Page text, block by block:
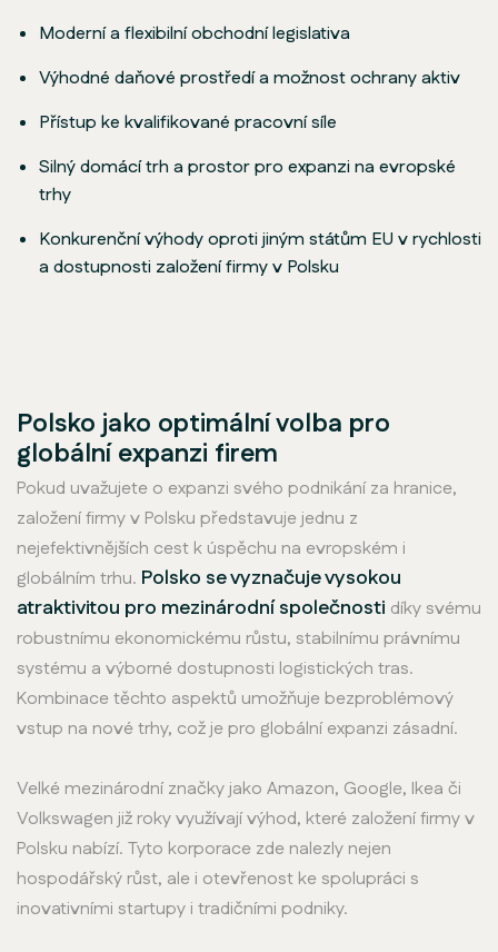
Moderní a flexibilní obchodní legislativa
Výhodné daňové prostředí a možnost ochrany aktiv
Přístup ke kvalifikované pracovní síle
Silný domácí trh a prostor pro expanzi na evropské
trhy
Konkurenční výhody oproti jiným státům EU v rychlosti
a dostupnosti založení firmy v Polsku
Polsko jako optimální volba pro
globální expanzi firem
Pokud uvažujete o expanzi svého podnikání za hranice,
založení firmy v Polsku představuje jednu z
nejefektivnějších cest k úspěchu na evropském i
globálním trhu. Polsko se vyznačuje vysokou
atraktivitou pro mezinárodní společnosti díky svému
robustnímu ekonomickému růstu, stabilnímu právnímu
systému a výborné dostupnosti logistických tras.
Kombinace těchto aspektů umožňuje bezproblémový
vstup na nové trhy, což je pro globální expanzi zásadní.
Velké mezinárodní značky jako Amazon, Google, Ikea či
Volkswagen již roky využívají výhod, které založení firmy v
Polsku nabízí. Tyto korporace zde nalezly nejen
hospodářský růst, ale i otevřenost ke spolupráci s
inovativními startupy i tradičními podniky.